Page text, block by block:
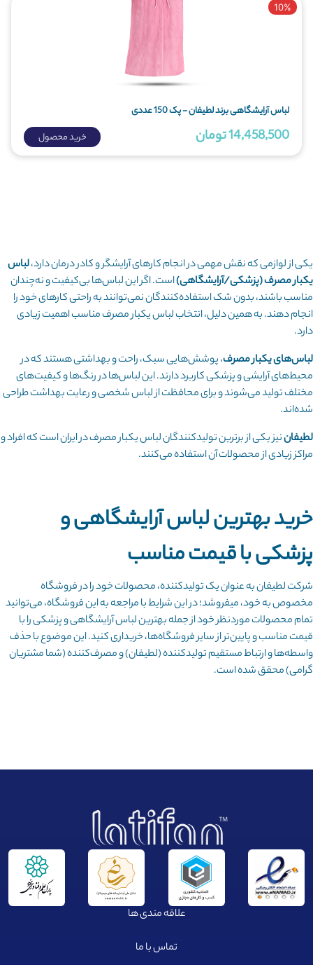
لباس آرایشگاهی برند لطیفان - پک 150 عددی
10%
14,458,500 تومان خرید محصول
یکی از لوازمی که نقش مهمی در انجام کارهای آرایشگر و کادر درمان دارد،لباس
یکبار مصرف (پزشکی/آرایشگاهی)است. اگر این لباس‌ها بی‌کیفیت و نه‌چندان
مناسب باشند، بدون شک استفاده‌کنندگان نمی‌توانند به راحتی کارهای خود را
انجام دهند. به همین دلیل، انتخاب لباس یکبار مصرف مناسب اهمیت زیادی
دارد.
لباس‌های یکبار مصرف، پوشش‌هایی سبک، راحت و بهداشتی هستند که در
محیط‌های آرایشی و پزشکی کاربرد دارند. این لباس‌ها در رنگ‌ها و کیفیت‌های
مختلف تولید می‌شوند و برای محافظت از لباس شخصی و رعایت بهداشت طراحی
شده‌اند.
لطیفاننیز یکی از برترین تولیدکنندگان لباس یکبار مصرف در ایران است که افراد و
مراکز زیادی از محصولات آن استفاده می‌کنند.
خرید بهترین لباس آرایشگاهی و
پزشکی با قیمت مناسب
شرکت لطیفان به عنوان یک تولیدکننده، محصولات خود را در فروشگاه
مخصوص به خود، می‎فروشد؛ در این شرایط با مراجعه به این فروشگاه، می‌‎توانید
تمام محصولات موردنظر خود از جمله بهترین لباس آرایشگاهی و پزشکی را با
قیمت مناسب و پایین‌تر از سایر فروشگاه‌ها، خریداری کنید. این موضوع با حذف
واسطه‌ها و ارتباط مستقیم تولیدکننده (لطیفان) و مصرف‌کننده (شما مشتریان
گرامی) محقق شده است.
علاقه مندی ها
تماس با ما